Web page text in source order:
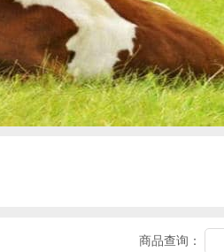
商品查询：